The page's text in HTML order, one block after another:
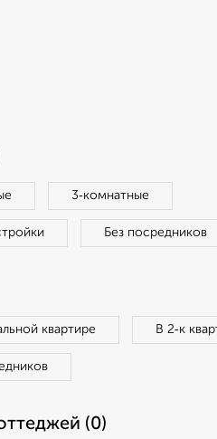
3‑комнатные
Без посредников
квартире В 2‑к
(0)